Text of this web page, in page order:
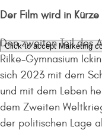
Click to accept Marketing
Der Film wird in
Den zweiten Teil des
Rilke-Gymnasium
sich 2023 mit dem
und mit dem Leben
dem Zweiten
der politischen Lage